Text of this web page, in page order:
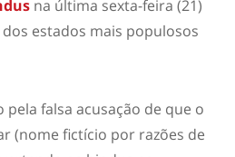
na última sexta-feira (21)
estados mais populosos
falsa acusação de que o
(nome fictício por razões de